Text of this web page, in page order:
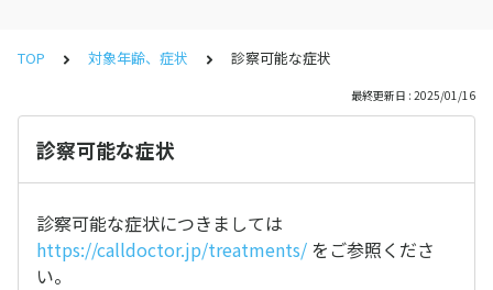
TOP 対象年齢、症状 診察可能な症状
最終更新日 : 2025/01/16
診察可能な症状
診察可能な症状につきましては
https://calldoctor.jp/treatments/ をご参照くださ
い。